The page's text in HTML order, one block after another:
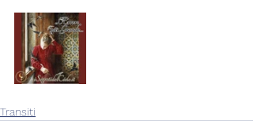
Transiti